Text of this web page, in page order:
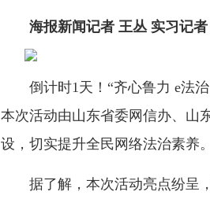
海报新闻记者 王丛 实习记
倒计时1天！“齐心鲁力 e法治
本次活动由山东省委网信办、山
设，切实提升全民网络法治素养。
据了解，本次活动亮点纷呈，